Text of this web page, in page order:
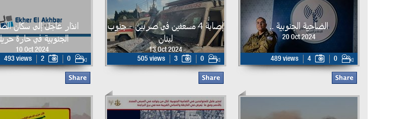
الضاحية الجنوبية ..
20 Oct 2024
489 views 4 0
إصابة 4 مسعفين في صربين - جنوب
لبنان
13 Oct 2024
505 views
3 0
انذار عاجل إلى سكان
الجنوبية في حارة
10 Oct 2024
493 views
2 0